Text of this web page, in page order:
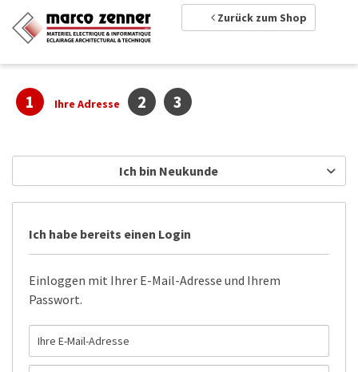
Zurück zum Shop
1 Ihre Adresse 2 3
Ich bin Neukunde
Ich habe bereits einen Login
Einloggen mit Ihrer E-Mail-Adresse und Ihrem
Passwort.